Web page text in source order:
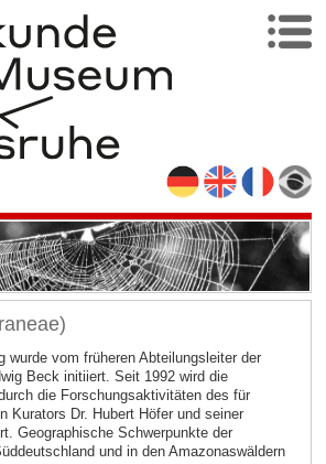
wurde vom früheren Abteilungsleiter der
Beck initiiert. Seit 1992 wird die
die Forschungsaktivitäten des für
Kurators Dr. Hubert Höfer und seiner
Geographische Schwerpunkte der
und in den Amazonaswäldern